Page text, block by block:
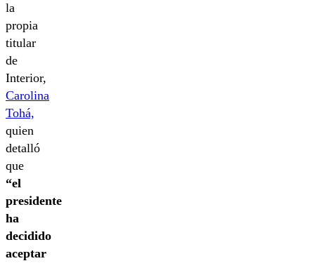
la
propia
titular
de
Interior,
Carolina
Tohá,
quien
detalló
que
“el
presidente
ha
decidido
aceptar